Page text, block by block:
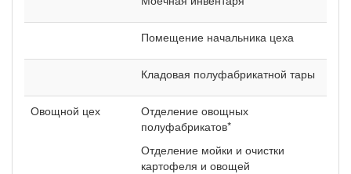
Помещение начальника цеха
Кладовая полуфабрикатной тары
Овощной цех
Отделение овощных
полуфабрикатов*
Отделение мойки и очистки
картофеля и овощей